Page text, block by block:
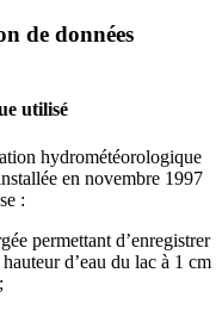
de données
utilisé
hydrométéorologique
en novembre 1997
:
permettant d’enregistrer
d’eau du lac à 1 cm